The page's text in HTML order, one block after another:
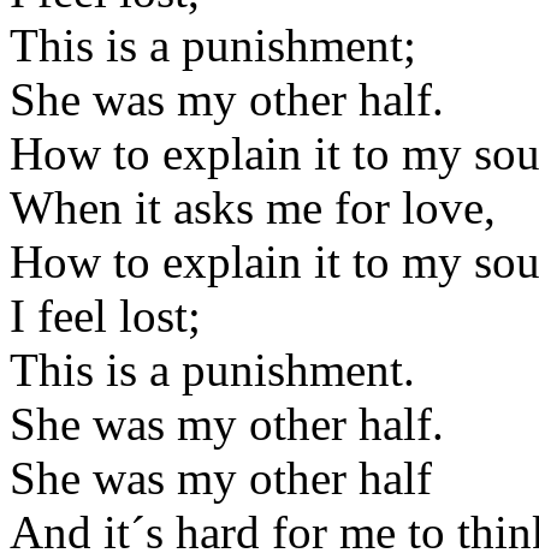
This is a punishment;
She was my other half.
How to explain it to my
When it asks me for love,
How to explain it to my
I feel lost;
This is a punishment.
She was my other half.
She was my other half
And it´s hard for me to